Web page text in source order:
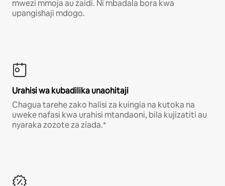
mwezi mmoja au zaidi. Ni mbadala bora kwa
upangishaji mdogo.
Urahisi wa kubadilika unaohitaji
Chagua tarehe zako halisi za kuingia na kutoka na
uweke nafasi kwa urahisi mtandaoni, bila kujizatiti au
nyaraka zozote za ziada.*